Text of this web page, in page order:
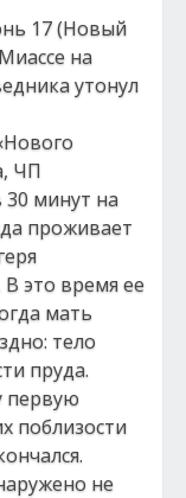
17 (Новый
на
утонул
ЧП
30 минут на
проживает
В это время ее
мать
тело
пруда.
первую
поблизости
не